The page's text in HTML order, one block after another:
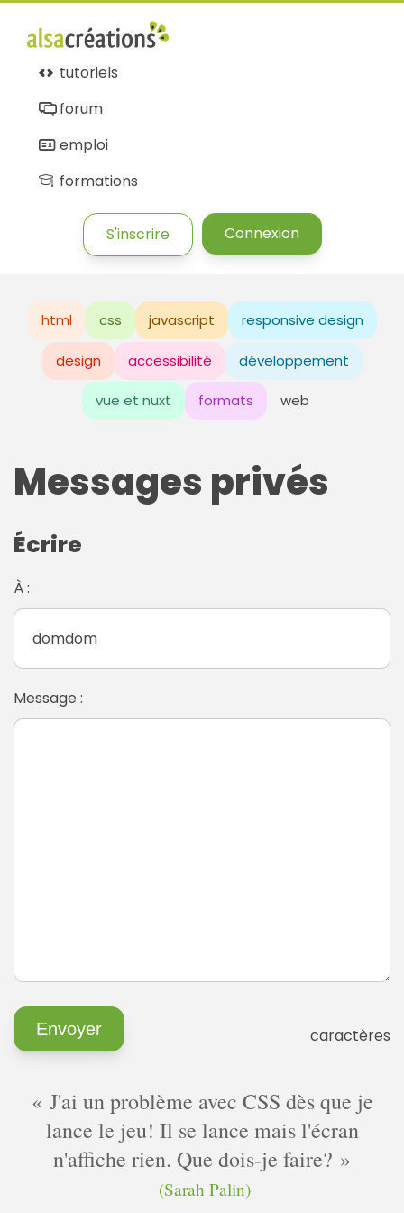
tutoriels
forum
emploi
formations
S'inscrire Connexion
html css javascript responsive design
design accessibilité développement
vue et nuxt formats web
Messages privés
Écrire
À :
Message :
caractères
J'ai un problème avec CSS dès que je
lance le jeu! Il se lance mais l'écran
n'affiche rien. Que dois-je faire?
(Sarah Palin)